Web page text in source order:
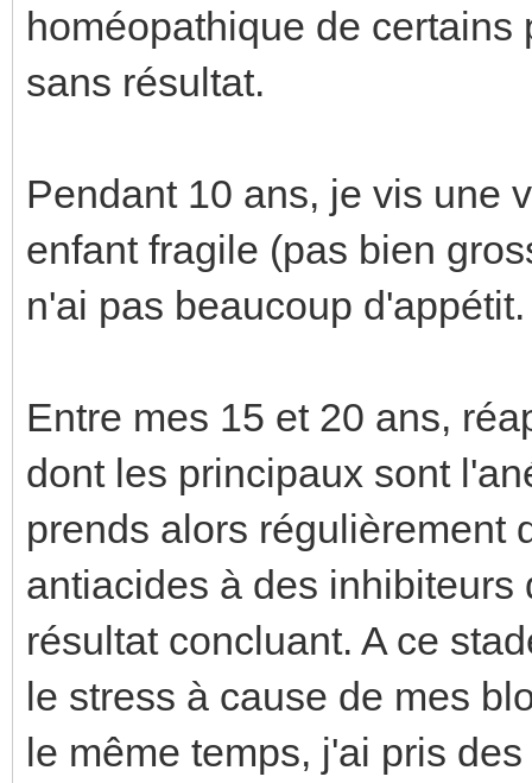
homéopathique de
sans résultat.
Pendant 10 ans, je vis une
enfant fragile (pas bien
n'ai pas beaucoup d'appétit.
Entre mes 15 et 20 ans,
dont les principaux sont
prends alors régulièrement
antiacides à des
résultat concluant. A ce
le stress à cause de mes
le même temps, j'ai pris